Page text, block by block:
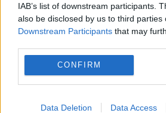
IAB’s list of downstream participants.
also be disclosed by us to third parties
Downstream Participants that may
CONFIRM
Data Deletion Data Access